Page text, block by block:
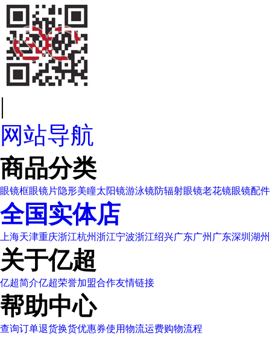
|
网站导航
商品分类
眼镜框眼镜片隐形美瞳太阳镜游泳镜防辐射眼镜老花镜眼镜配件
全国实体店
上海天津重庆浙江杭州浙江宁波浙江绍兴广东广州 广东深圳 湖
关于亿超
亿超简介亿超荣誉加盟合作友情链接
帮助中心
查询订单退货换货优惠券使用物流运费购物流程